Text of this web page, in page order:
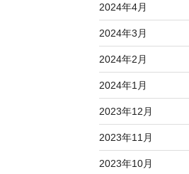
2024年4月
2024年3月
2024年2月
2024年1月
2023年12月
2023年11月
2023年10月